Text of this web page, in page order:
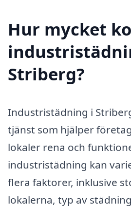
Hur mycket
Striberg?
Industristädning i
tjänst som hjälper
lokaler rena och
industristädning kan
flera faktorer, inklusive
lokalerna, typ av